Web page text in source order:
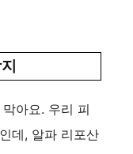
아요. 우리 피
데, 알파 리포산